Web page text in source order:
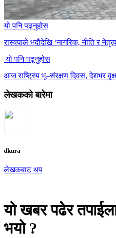
यो पनि पढ्नुहोस
रास्वपाले भदौदेखि ‘नागरिक, नीति र
यो पनि पढ्नुहोस
आज राष्ट्रिय भू–संरक्षण दिवस, देशभर
लेखकको बारेमा
dkura
लेखकबाट थप
यो खबर पढेर
भयो ?